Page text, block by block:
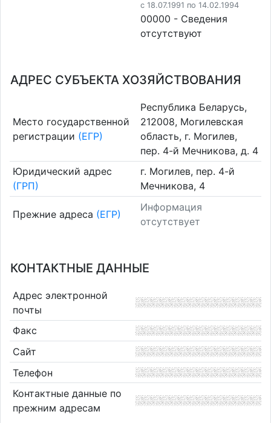
c 18.07.1991 по 14.02.1994
00000 - Cведения
отсутствуют
АДРЕС СУБЪЕКТА ХОЗЯЙСТВОВАНИЯ
Место государственной
регистрации (ЕГР)
Республика Беларусь,
212008, Могилевская
область, г. Могилев,
пер. 4-й Мечникова, д. 4
Юридический адрес
(ГРП)
г. Могилев, пер. 4-й
Мечникова, 4
Прежние адреса (ЕГР)
Информация
отсутствует
КОНТАКТНЫЕ ДАННЫЕ
Адрес электронной
почты
Факс
Сайт
Телефон
Контактные данные по
прежним адресам